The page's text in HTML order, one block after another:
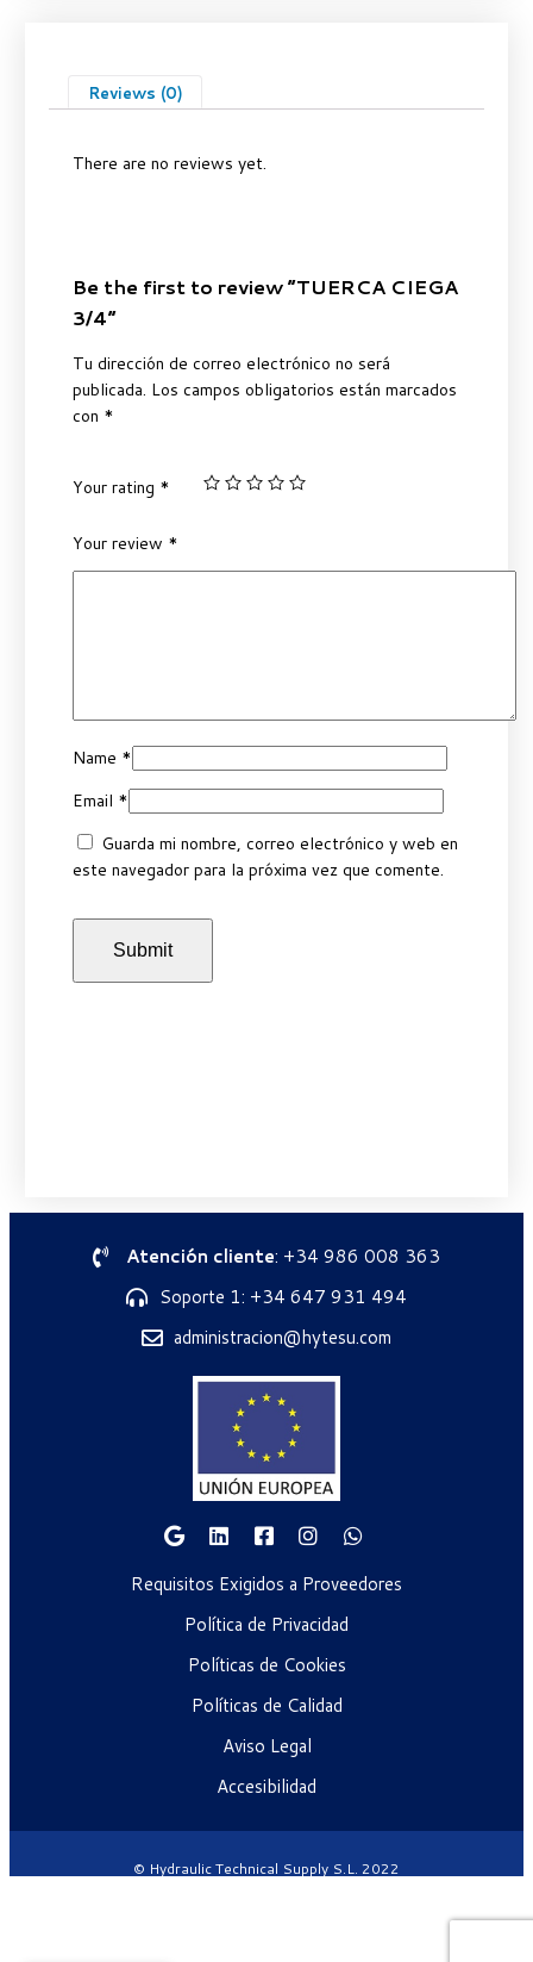
Reviews (0)
There are no reviews yet.
Be the first to review “TUERCA CIEGA
3/4”
Tu dirección de correo electrónico no será
publicada. Los campos obligatorios están marcados
con *
Your rating *
Your review *
Name *
Email *
Guarda mi nombre, correo electrónico y web en
este navegador para la próxima vez que comente.
Atención cliente: +34 986 008 363
Soporte 1: +34 647 931 494
administracion@hytesu.com
Requisitos Exigidos a Proveedores
Política de Privacidad
Políticas de Cookies
Políticas de Calidad
Aviso Legal
Accesibilidad
© Hydraulic Technical Supply S.L. 2022